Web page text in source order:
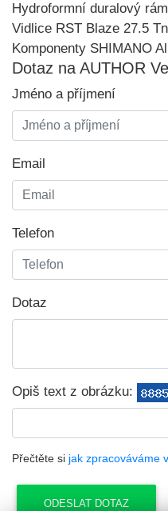
Hydroformní duralový rám
Vidlice RST Blaze 27.5
Komponenty SHIMANO
Dotaz na AUTHOR
Jméno a příjmení
Email
Telefon
Dotaz
Opiš text z obrázku:
Přečtěte si jak zpracováváme